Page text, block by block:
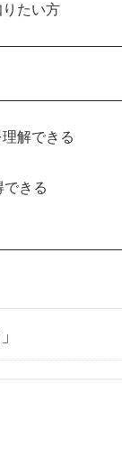
たい方
解できる​
きる​